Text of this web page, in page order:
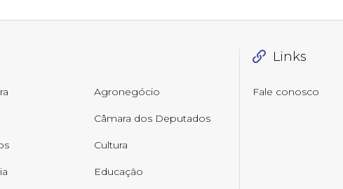
Agronegócio
Câmara dos Deputados
Cultura
Educação
Links
Fale conosco